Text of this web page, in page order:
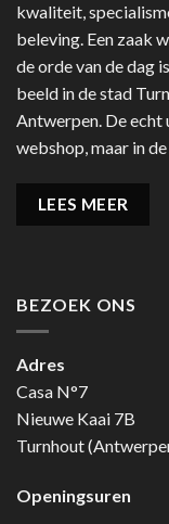
kwaliteit,
beleving. Een zaak
de orde van de dag
beeld in de stad
Antwerpen. De echt
webshop, maar in
LEES MEER
BEZOEK ONS
Adres
Casa N°7
Nieuwe Kaai 7B
Turnhout
Openingsuren